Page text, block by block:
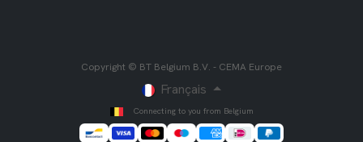
Copyright © BT Belgium B.V. - CEMA Europe
Français
Connecting to you from Belgium